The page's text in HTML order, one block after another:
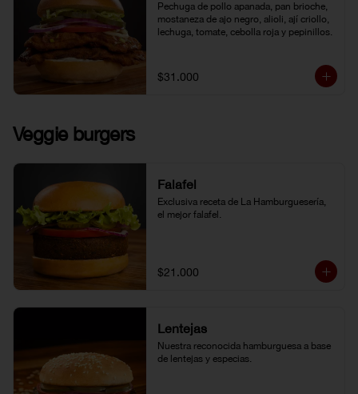
Pechuga de pollo apanada, pan brioche,
mostaneza de ajo negro, alioli, ají criollo,
lechuga, tomate, cebolla roja y pepinillos.
$31.000
Veggie burgers
Falafel
Exclusiva receta de La Hamburguesería,
el mejor falafel.
$21.000
Lentejas
Nuestra reconocida hamburguesa a base
de lentejas y especias.